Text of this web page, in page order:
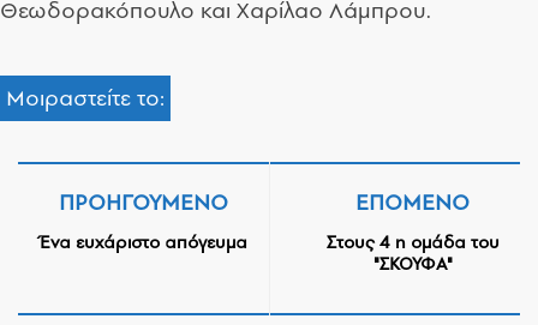
Θεωδορακόπουλο και Χαρίλαο Λάμπρου.
Μοιραστείτε το:
ΠΡΟΗΓΟΎΜΕΝΟ
Ένα ευχάριστο απόγευμα
ΕΠΌΜΕΝΟ
Στους 4 η ομάδα του
"ΣΚΟΥΦΑ"